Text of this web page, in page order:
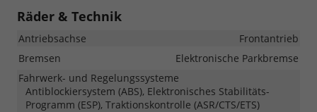
Räder & Technik
Antriebsachse
Frontantrieb
Bremsen
Elektronische Parkbremse
Fahrwerk- und Regelungssysteme
Antiblockiersystem (ABS), Elektronisches Stabilitäts-
Programm (ESP), Traktionskontrolle (ASR/CTS/ETS)